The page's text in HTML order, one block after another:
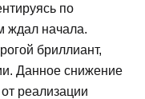
по
ждал начала.
бриллиант,
Данное снижение
реализации